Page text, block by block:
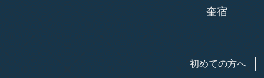
奎宿
初めての方へ